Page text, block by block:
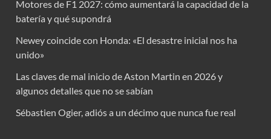
Motores de F1 2027: cómo aumentará la capacidad de la
batería y qué supondrá
Newey coincide con Honda: «El desastre inicial nos ha
unido»
Las claves de mal inicio de Aston Martin en 2026 y
algunos detalles que no se sabían
Sébastien Ogier, adiós a un décimo que nunca fue real